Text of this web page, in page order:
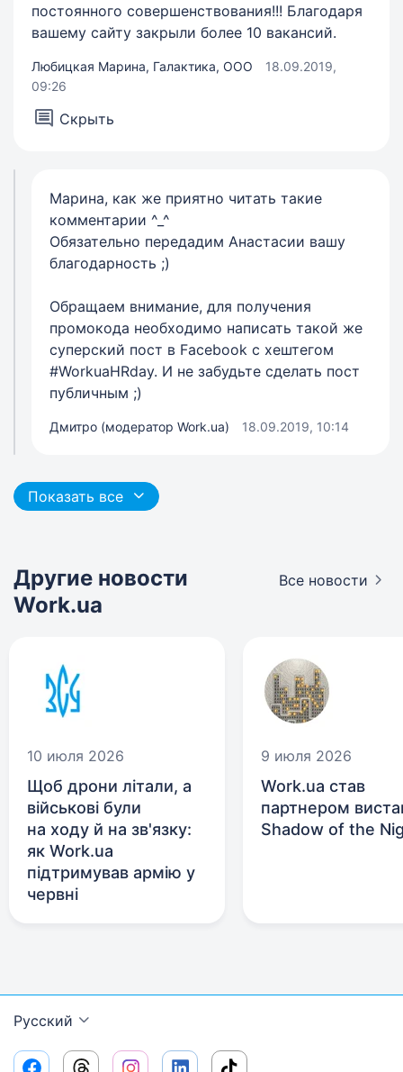
постоянного совершенствования!!! Благодаря
вашему сайту закрыли более 10 вакансий.
Любицкая Марина, Галактика, ООО
18.09.2019,
09:26
Скрыть
Марина, как же приятно читать такие
комментарии ^_^
Обязательно передадим Анастасии вашу
благодарность ;)
Обращаем внимание, для получения
промокода необходимо написать такой же
суперский пост в Facebook с хештегом
#WorkuaHRday. И не забудьте сделать пост
публичным ;)
Дмитро (модератор Work.ua) 18.09.2019, 10:14
Показать все
Другие новости
Work.ua
Все новости
10 июля 2026
Щоб дрони літали, а
військові були
на ходу й на зв'язку:
як Work.ua
підтримував армію у
червні
9 июля 2026
Work.ua став
партнером
Shadow of the
Русский